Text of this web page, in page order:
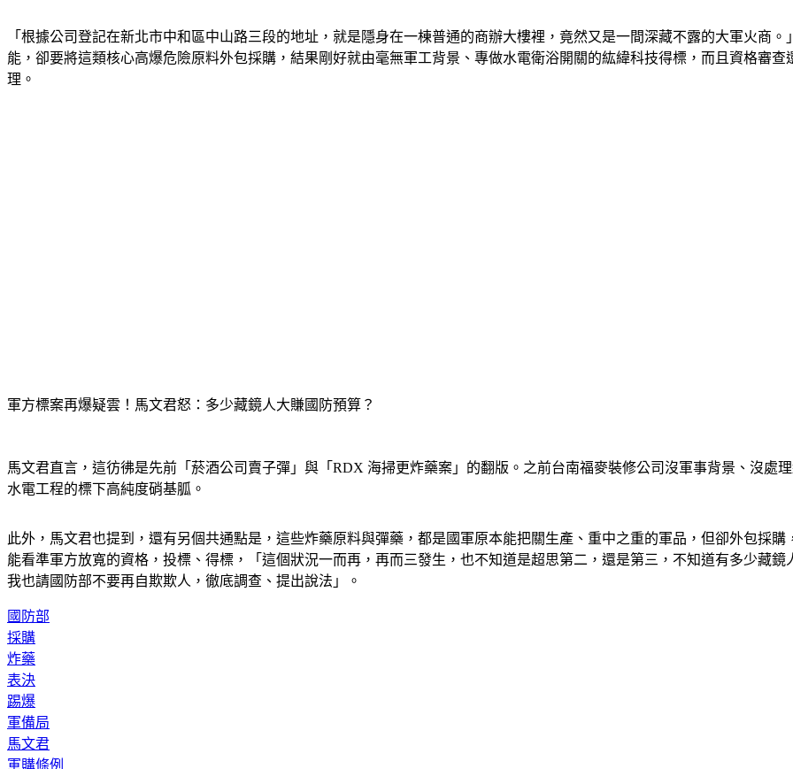
「根據公司登記在新北市中和區中山路三段的地址，就是隱身在一棟普通的商辦大樓裡，竟然又是一間深藏不露的大軍火商
能，卻要將這類核心高爆危險原料外包採購，結果剛好就由毫無軍工背景、專做水電衛浴開關的紘緯科技得標，而且資格審
理。
軍方標案再爆疑雲！馬文君怒：多少藏鏡人大賺國防預算？
馬文君直言，這彷彿是先前「菸酒公司賣子彈」與「RDX 海掃更炸藥案」的翻版。之前台南福麥裝修公司沒軍事背景、沒處
水電工程的標下高純度硝基胍。
此外，馬文君也提到，還有另個共通點是，這些炸藥原料與彈藥，都是國軍原本能把關生產、重中之重的軍品，但卻外包採
能看準軍方放寬的資格，投標、得標，「這個狀況一而再，再而三發生，也不知道是超思第二，還是第三，不知道有多少藏
我也請國防部不要再自欺欺人，徹底調查、提出說法」。
國防部
採購
炸藥
表決
踢爆
軍備局
馬文君
軍購條例